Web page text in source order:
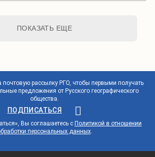
ПОКАЗАТЬ ЕЩЕ
почтовую рассылку РГО, чтобы первыми получать
предложения от Русского географического
общества.
ПОДПИСАТЬСЯ
Вы соглашаетесь с Политикой в отношении
персональных данных.